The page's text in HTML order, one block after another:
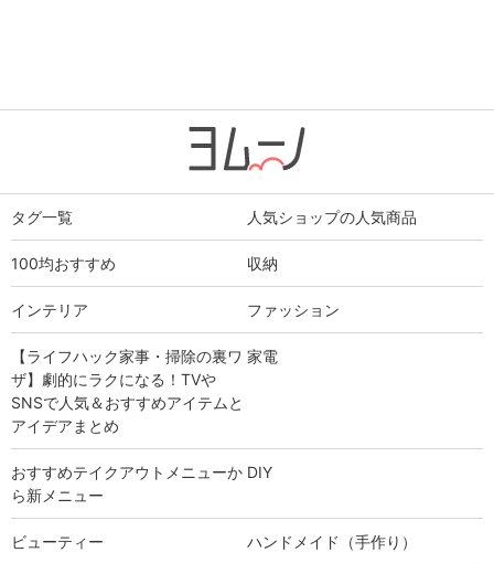
タグ一覧 人気ショップの人気商品
100均おすすめ 収納
インテリア ファッション
【ライフハック家事・掃除の裏ワ
ザ】劇的にラクになる！TVや
SNSで人気＆おすすめアイテムと
アイデアまとめ
家電
おすすめテイクアウトメニューか
ら新メニュー
DIY
ビューティー ハンドメイド（手作り）